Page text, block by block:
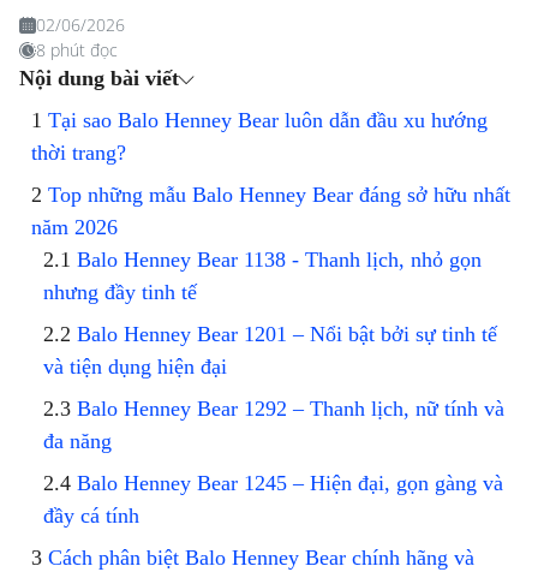
02/06/2026
8 phút đọc
Nội dung bài viết
Tại sao Balo Henney Bear luôn dẫn đầu xu hướng
thời trang?
Top những mẫu Balo Henney Bear đáng sở hữu nhất
năm 2026
Balo Henney Bear 1138 - Thanh lịch, nhỏ gọn
nhưng đầy tinh tế
Balo Henney Bear 1201 – Nổi bật bởi sự tinh tế
và tiện dụng hiện đại
Balo Henney Bear 1292 – Thanh lịch, nữ tính và
đa năng
Balo Henney Bear 1245 – Hiện đại, gọn gàng và
đầy cá tính
Cách phân biệt Balo Henney Bear chính hãng và